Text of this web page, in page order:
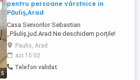
5
pentru persoane vârstnice in
Păuliș,Arad
Casa Seniorilor Sebastian
_Păuliș,jud.Arad.Ne deschidem porțile!
Casa Seniorilor Sebastian oferă îngrijire și
asistență pentru persoane vârstnice într-
un mediu sigur ,curat și liniștit,unde
respectul și grija sunt pe primul loc.
Paulis, Arad
azi 15:02
Telefon validat